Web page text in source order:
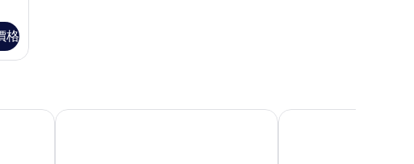
格
都鄉旅 雀客旅館宜蘭羅東